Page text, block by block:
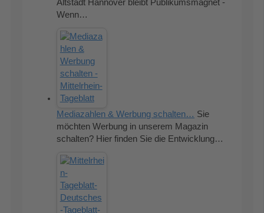
Altstadt Hannover bleibt Publikumsmagnet -
Wenn…
Mediazahlen & Werbung schalten… Sie
möchten Werbung in unserem Magazin
schalten? Hier finden Sie die Entwicklung…